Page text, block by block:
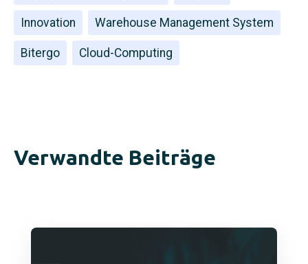
Innovation Warehouse Management System
Bitergo Cloud-Computing
Verwandte Beiträge